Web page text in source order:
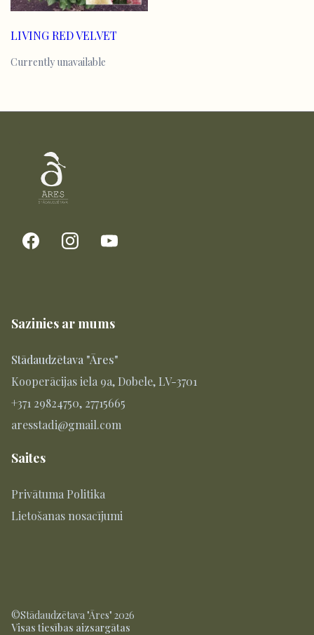
LIVING RED VELVET
Currently unavailable
Sazinies ar mums
Stādaudzētava "Āres"
Kooperācijas iela 9a, Dobele, LV-3701
+371 29824750, 27715665
aresstadi@gmail.com
Saites
Privātuma Politika
Lietošanas nosacījumi
©Stādaudzētava "Āres" 2026
Visas tiesības aizsargātas